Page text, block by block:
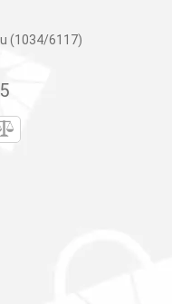
(1034/6117)